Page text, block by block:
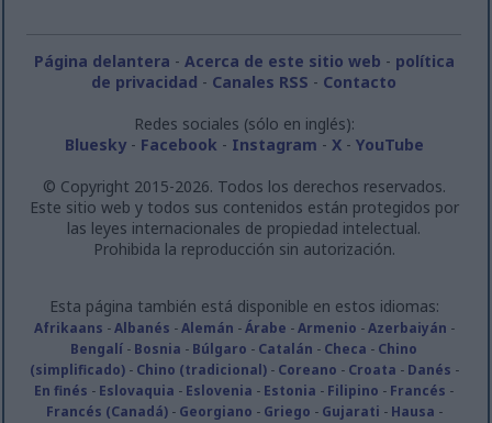
Página delantera - Acerca de este sitio web - política
de privacidad - Canales RSS - Contacto
Redes sociales (sólo en inglés):
Bluesky- Facebook - Instagram - X- YouTube
© Copyright 2015-2026. Todos los derechos reservados.
Este sitio web y todos sus contenidos están protegidos por
las leyes internacionales de propiedad intelectual.
Prohibida la reproducción sin autorización.
Esta página también está disponible en estos idiomas:
Afrikaans -Albanés -Alemán -Árabe -Armenio -Azerbaiyán -
Bengalí - Bosnia - Búlgaro - Catalán - Checa - Chino
(simplificado)- Chino (tradicional)- Coreano - Croata - Danés -
En finés - Eslovaquia - Eslovenia - Estonia - Filipino - Francés -
Francés (Canadá)- Georgiano - Griego - Gujarati - Hausa -